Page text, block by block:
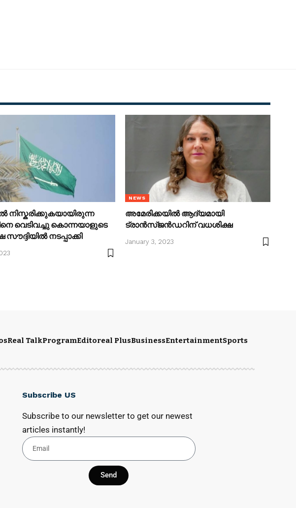
നിസ്കരിക്കുകയായിരുന്ന
വെടിവച്ചു കൊന്നയാളുടെ
നടപ്പാക്കി
NEWS
അമേരിക്കയിൽ ആദ്യമായി
ട്രാൻസ്ജൻഡറിന് വധശിക്ഷ
January 3, 2023
Real TalkProgramEditoreal PlusBusinessEntertainmentSports
Subscribe US
Subscribe to our newsletter to get our newest
articles instantly!
Send